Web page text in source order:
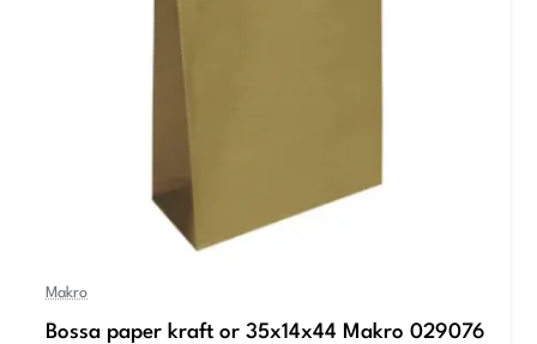
Makro
Bossa paper kraft or 35x14x44 Makro 029076